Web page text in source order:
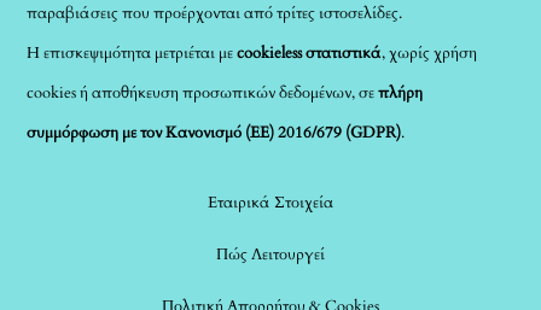
παραβιάσεις που προέρχονται από τρίτες ιστοσελίδες.
Η επισκεψιμότητα μετριέται μεcookieless στατιστικά, χωρίς χρήση
cookies ή αποθήκευση προσωπικών δεδομένων, σεπλήρη
συμμόρφωση με τον Κανονισμό (ΕΕ) 2016/679 (GDPR).
Εταιρικά Στοιχεία
Πώς Λειτουργεί